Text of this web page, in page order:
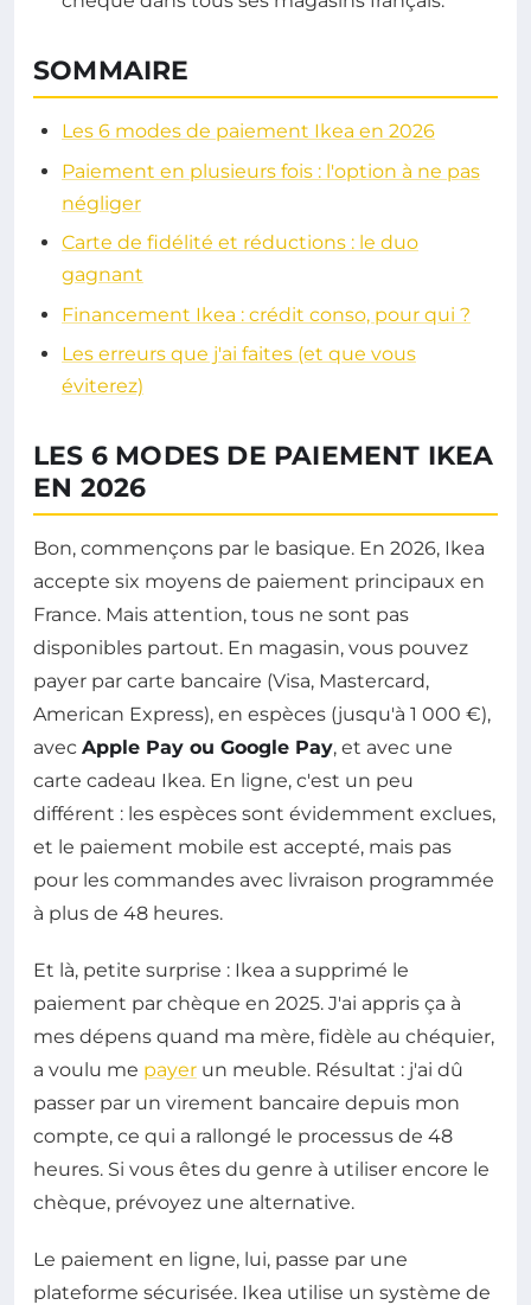
SOMMAIRE
Les 6 modes de paiement Ikea en 2026
Paiement en plusieurs fois : l'option à ne pas
négliger
Carte de fidélité et réductions : le duo
gagnant
Financement Ikea : crédit conso, pour qui ?
Les erreurs que j'ai faites (et que vous
éviterez)
LES 6 MODES DE PAIEMENT IKEA
EN 2026
Bon, commençons par le basique. En 2026, Ikea
accepte six moyens de paiement principaux en
France. Mais attention, tous ne sont pas
disponibles partout. En magasin, vous pouvez
payer par carte bancaire (Visa, Mastercard,
American Express), en espèces (jusqu'à 1 000 €),
avec Apple Pay ou Google Pay, et avec une
carte cadeau Ikea. En ligne, c'est un peu
différent : les espèces sont évidemment exclues,
et le paiement mobile est accepté, mais pas
pour les commandes avec livraison programmée
à plus de 48 heures.
Et là, petite surprise : Ikea a supprimé le
paiement par chèque en 2025. J'ai appris ça à
mes dépens quand ma mère, fidèle au chéquier,
a voulu me payer un meuble. Résultat : j'ai dû
passer par un virement bancaire depuis mon
compte, ce qui a rallongé le processus de 48
heures. Si vous êtes du genre à utiliser encore le
chèque, prévoyez une alternative.
Le paiement en ligne, lui, passe par une
plateforme sécurisée. Ikea utilise un système de